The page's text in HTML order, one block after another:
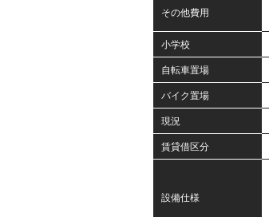
その他費用
小学校
自転車置場
バイク置場
現況
賃貸借区分
設備仕様